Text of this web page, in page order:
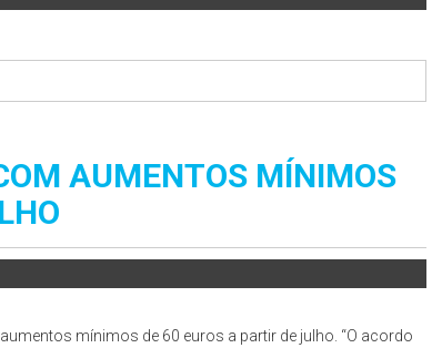
AUMENTOS MÍNIMOS
mínimos de 60 euros a partir de julho. “O acordo